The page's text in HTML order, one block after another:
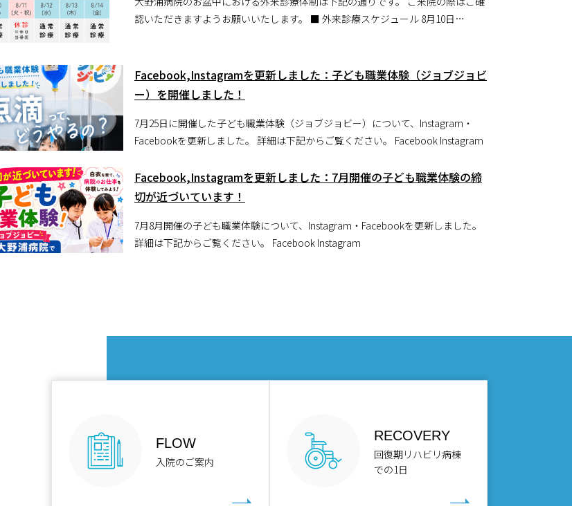
認いただきますようお願いいたします。 ■ 外来診療スケジュール 8月10日
療 ※8月11日は休日当番医です。休日中の急な病気やけがを対象とした外来診療
です。受診の前にお電話でお問い合わせください。 ■ お問い合わせ 大野浦病院
TEL：0829-54-2426
Facebook,Instagramを更新しました：子ども職業体験（ジョブジョビ
ー）を開催しました！
7月25日に開催した子ども職業体験（ジョブジョビー）について、Instagram・
Facebookを更新しました。 詳細は下記からご覧ください。 Facebook Instagram
Facebook,Instagramを更新しました：7月開催の子ども職業体験の締
切が近づいています！
7月8月開催の子ども職業体験について、Instagram・Facebookを更新しました。
詳細は下記からご覧ください。 Facebook Instagram
FLOW
入院のご案内
RECOVERY
回復期リハビリ病棟
での1日